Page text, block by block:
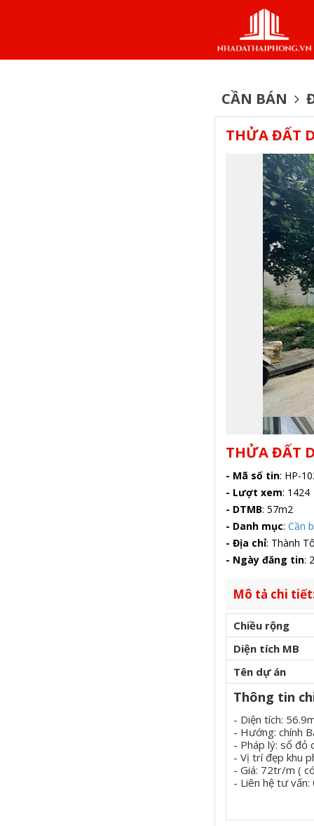
CẦN BÁN
THỬA ĐẤT
THỬA ĐẤT
- Mã số tin: HP-
- Lượt xem: 1424
- DTMB: 57m2
- Danh mục: Cần
- Địa chỉ: Thành
- Ngày đăng tin:
Mô tả chi
Chiều rộng
Diện tích MB
Tên dự án
Thông tin
- Diện tích:
- Hướng: chính
- Pháp lý: sổ đỏ
- Vị trí đẹp khu
- Giá: 72tr/m (
- Liên hệ tư